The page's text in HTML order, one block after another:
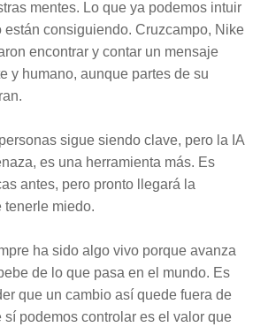
mentes. Lo que ya podemos intuir
están consiguiendo. Cruzcampo, Nike
encontrar y contar un mensaje
y humano, aunque partes de su
sigue siendo clave, pero la IA
es una herramienta más. Es
antes, pero pronto llegará la
tenerle miedo.
ha sido algo vivo porque avanza
de lo que pasa en el mundo. Es
que un cambio así quede fuera de
podemos controlar es el valor que